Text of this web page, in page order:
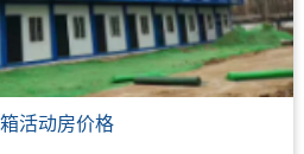
活动房价格